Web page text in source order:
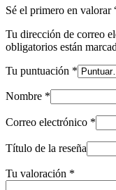
Sé el primero en valorar
Tu dirección de correo
obligatorios están
Tu puntuación *
Nombre *
Correo electrónico *
Título de la reseña
Tu valoración *